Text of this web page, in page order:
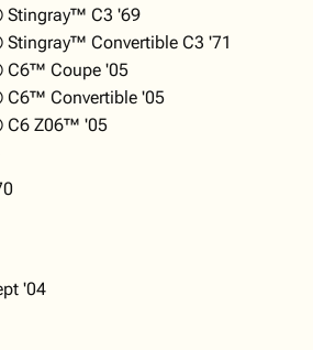
Stingray™ C3 '69
Convertible C3 '71
C6™ Coupe '05
C6™ Convertible '05
C6 Z06™ '05
'04